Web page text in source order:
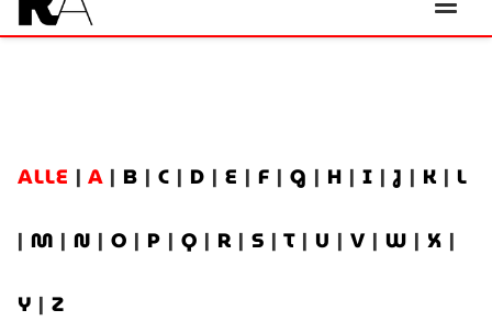
ALLE | A | B | C | D | E | F | G | H | I |J | K | L
| M | N | O | P | Q | R | S | T | U | V | W | X |
Y | Z